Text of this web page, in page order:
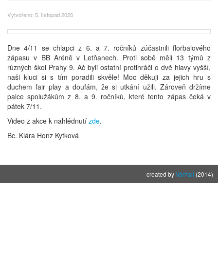
Vytvořeno: 5. listopad 2025
Dne 4/11 se chlapci z 6. a 7. ročníků zúčastnili florbalového
zápasu v BB Aréně v Letňanech. Proti sobě měli 13 týmů z
různých škol Prahy 9. Ač byli ostatní protihráči o dvě hlavy vyšší,
naši kluci si s tím poradili skvěle! Moc děkuji za jejich hru s
duchem fair play a doufám, že si utkání užili. Zároveň držíme
palce spolužákům z 8. a 9. ročníků, které tento zápas čeká v
pátek 7/11.
Video z akce k nahlédnutí zde.
Bc. Klára Honz Kytková
created byVarhall (2014)